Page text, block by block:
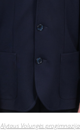
Alytaus Volungės progimnazija